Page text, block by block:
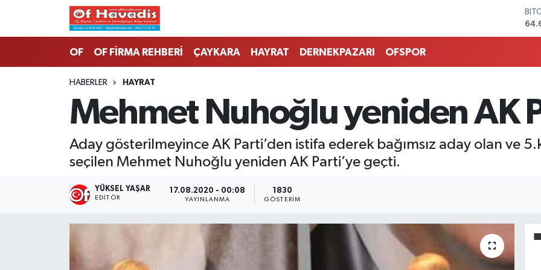
OF OF FİRMA REHBERİ ÇAYKARA HAYRAT DERNEKPAZARI OFSPOR
HABERLER HAYRAT
Mehmet Nuhoğlu yeniden AK
Aday gösterilmeyince AK Parti’den istifa ederek bağımsız aday olan ve
seçilen Mehmet Nuhoğlu yeniden AK Parti’ye geçti.
YÜKSEL YAŞAR
EDITÖR
17.08.2020 - 00:08
YAYINLANMA
1830
GÖSTERIM
Trabzon Nöbetçi Eczaneler
Trabzon Namaz Vakitleri
Trabzon Trafik Yoğunluk Haritası
Süper Lig Puan Durumu ve Fikstür
Tüm Manşetler